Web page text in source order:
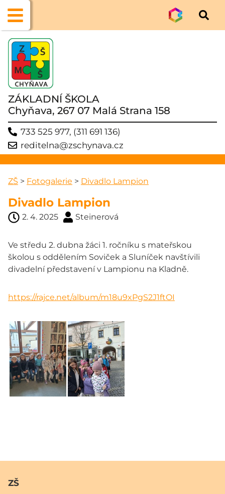
ZÁKLADNÍ ŠKOLA
Chyňava, 267 07 Malá Strana 158
733 525 977, (311 691 136)
reditelna@zschynava.cz
ZŠ > Fotogalerie > Divadlo Lampion
Divadlo Lampion
2. 4. 2025 Steinerová
Ve středu 2. dubna žáci 1. ročníku s mateřskou
školou s oddělením Soviček a Sluníček navštívili
divadelní představení v Lampionu na Kladně.
https://rajce.net/album/m18u9xPgS2J1ftOI
ZŠ